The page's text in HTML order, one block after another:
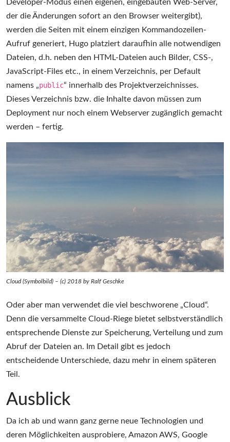
Developer-Modus einen eigenen, eingebauten Web-Server,
der die Änderungen sofort an den Browser weitergibt),
werden die Seiten mit einem einzigen Kommandozeilen-
Aufruf generiert, Hugo platziert daraufhin alle notwendigen
Dateien, d.h. neben den HTML-Dateien auch Bilder, CSS-,
JavaScript-Files etc., in einem Verzeichnis, per Default
namens „public“ innerhalb des Projektverzeichnisses.
Dieses Verzeichnis bzw. die Inhalte davon müssen zum
Deployment nur noch einem Webserver zugänglich gemacht
werden – fertig.
Cloud (Symbolbild) – (c) 2018 by Ralf Geschke
Oder aber man verwendet die viel beschworene „Cloud“.
Denn die versammelte Cloud-Riege bietet selbstverständlich
entsprechende Dienste zur Speicherung, Verteilung und zum
Abruf der Dateien an. Im Detail gibt es jedoch
entscheidende Unterschiede, dazu mehr in einem späteren
Teil.
Ausblick
Da ich ab und wann ganz gerne neue Technologien und
deren Möglichkeiten ausprobiere, Amazon AWS, Google